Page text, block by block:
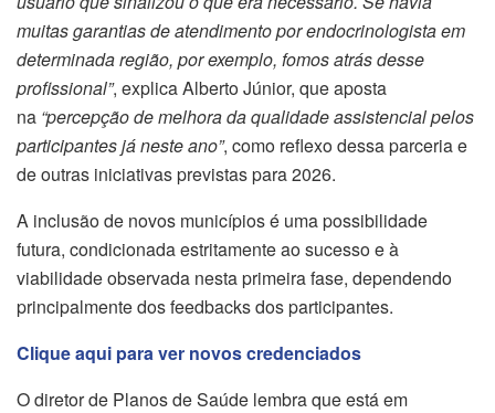
muitas garantias de atendimento por endocrinologista em
determinada região, por exemplo, fomos atrás desse
profissional”, explica Alberto Júnior, que aposta
na “percepção de melhora da qualidade assistencial pelos
participantes já neste ano”, como reflexo dessa parceria e
de outras iniciativas previstas para 2026.
A inclusão de novos municípios é uma possibilidade
futura, condicionada estritamente ao sucesso e à
viabilidade observada nesta primeira fase, dependendo
principalmente dos feedbacks dos participantes.
Clique aqui para ver novos credenciados
O diretor de Planos de Saúde lembra que está em